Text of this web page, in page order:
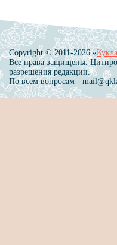
Copyright © 2011-2026 «Кукла
Все права защищены.
разрешения редакции.
По всем вопросам -